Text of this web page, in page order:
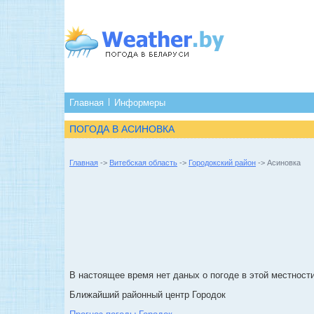
Главная Информеры
ПОГОДА В АСИНОВКА
Главная -> Витебская область -> Городокский район -> Асиновка
В настоящее время нет даных о погоде в этой
Ближайший районный центр Городок